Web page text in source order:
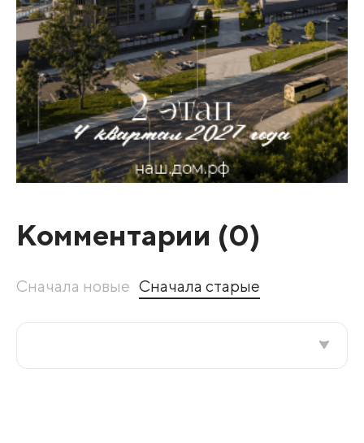
Комментарии (0)
Сначала новые Сначала старые